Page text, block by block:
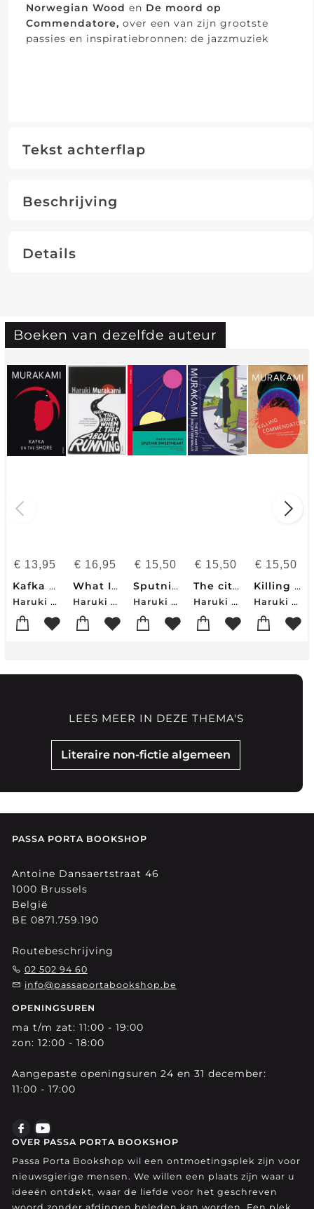
Norwegian Wood en De moord op
Commendatore, over een van zijn grootste
passies en inspiratiebronnen: de jazzmuziek
Tekst achterflap
Beschrijving
Details
Boeken van dezelfde auteur
€ 13,95
Kafka on the Shore
Haruki Murakami
€ 16,95
What I Talk About When I Talk About Running
Haruki Murakami
€ 15,50
Sputnik Sweetheart
Haruki Murakami
€ 15,50
The city and its uncertain walls
Haruki Murakami
€ 15,50
Killing Commendatore
Haruki Murakami
Literaire non-fictie algemeen
LEES MEER IN DEZE THEMA'S
PASSA PORTA BOOKSHOP
Antoine Dansaertstraat 46
1000 Brussels
België
BE 0871.759.190
Routebeschrijving
02 502 94 60
info@passaportabookshop.be
OPENINGSUREN
ma t/m zat: 11:00 - 19:00
zon: 12:00 - 18:00
Aangepaste openingsuren 24 en 31 december:
11:00 - 17:00
OVER PASSA PORTA BOOKSHOP
Passa Porta Bookshop wil een ontmoetingsplek zijn voor
nieuwsgierige mensen. We willen een plaats zijn waar u
ideeën ontdekt, waar de liefde voor het geschreven
woord zonder afdingen beleden kan worden. Een plek